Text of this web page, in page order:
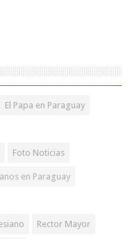
El Papa en Paraguay
Foto Noticias
en Paraguay
Rector Mayor